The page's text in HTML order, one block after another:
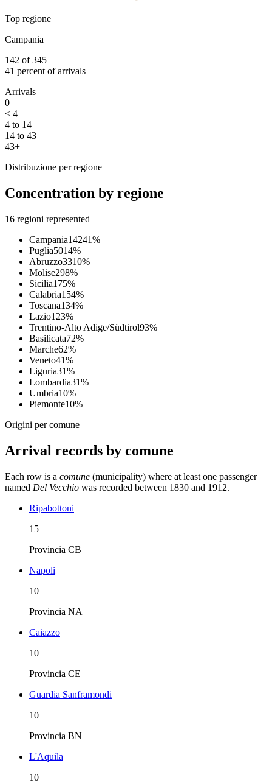
Top regione
Campania
142 of345
41 percent of arrivals
Arrivals
0
< 4
4 to 14
14 to 43
43+
Distribuzione per regione
Concentration by regione
16 regioni represented
Campania14241%
Puglia5014%
Abruzzo3310%
Molise298%
Sicilia175%
Calabria154%
Toscana134%
Lazio123%
Trentino-Alto Adige/Südtirol93%
Basilicata72%
Marche62%
Veneto41%
Liguria31%
Lombardia31%
Umbria10%
Piemonte10%
Origini per comune
Arrival records by comune
Each row is a comune (municipality) where at least one passenger
named Del Vecchio was recorded between 1830 and 1912.
Ripabottoni
15
Provincia CB
Napoli
10
Provincia NA
Caiazzo
10
Provincia CE
Guardia Sanframondi
10
Provincia BN
L'Aquila
10